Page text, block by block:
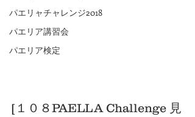
パエリャチャレンジ2018
パエリア講習会
パエリア検定
[１０８PAELLA Challenge 見